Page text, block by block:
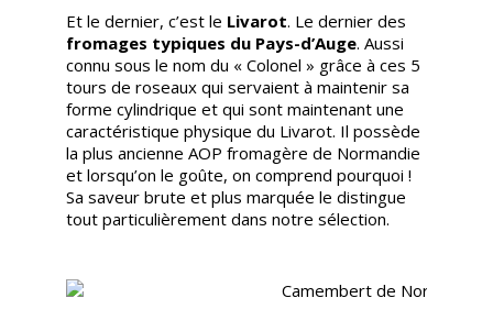
Et le dernier, c’est le Livarot. Le dernier des
fromages typiques du Pays-d’Auge. Aussi
connu sous le nom du « Colonel » grâce à ces 5
tours de roseaux qui servaient à maintenir sa
forme cylindrique et qui sont maintenant une
caractéristique physique du Livarot. Il possède
la plus ancienne AOP fromagère de Normandie
et lorsqu’on le goûte, on comprend pourquoi !
Sa saveur brute et plus marquée le distingue
tout particulièrement dans notre sélection.